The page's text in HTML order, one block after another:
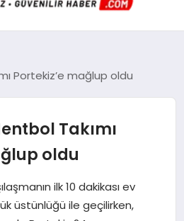
Portekiz’e mağlup oldu
Takımı
oldu
ilk 10 dakikası ev
üstünlüğü ile geçilirken,